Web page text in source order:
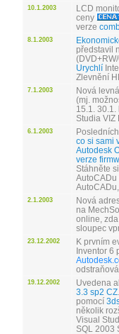
10.1.2003
LCD
ceny
verze
8.1.2003
představil
Urychlí
Zlevnění
7.1.2003 Nová
(mj.
15.1.
Studia VIZ
6.1.2003
co si sami
Autodesk
verze
Stáhněte si
AutoCADu
2.1.2003 Nová
na
online,
sloupec
23.12.2002
K prvním
Inventor 6
19.12.2002 Uvedena
3.3 sp2 CZ
pomocí
několik
Visual
SQL 2003